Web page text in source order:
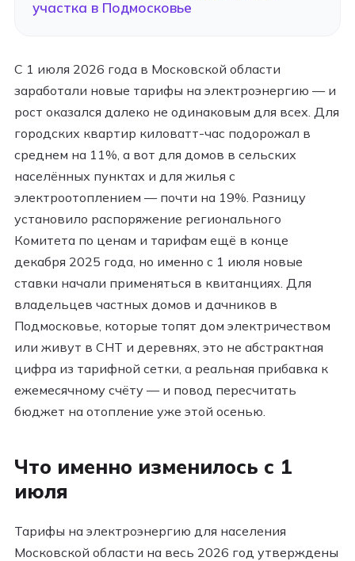
участка в Подмосковье
С 1 июля 2026 года в Московской области
заработали новые тарифы на электроэнергию — и
рост оказался далеко не одинаковым для всех. Для
городских квартир киловатт-час подорожал в
среднем на 11%, а вот для домов в сельских
населённых пунктах и для жилья с
электроотоплением — почти на 19%. Разницу
установило распоряжение регионального
Комитета по ценам и тарифам ещё в конце
декабря 2025 года, но именно с 1 июля новые
ставки начали применяться в квитанциях. Для
владельцев частных домов и дачников в
Подмосковье, которые топят дом электричеством
или живут в СНТ и деревнях, это не абстрактная
цифра из тарифной сетки, а реальная прибавка к
ежемесячному счёту — и повод пересчитать
бюджет на отопление уже этой осенью.
Что именно изменилось с 1
июля
Тарифы на электроэнергию для населения
Московской области на весь 2026 год утверждены